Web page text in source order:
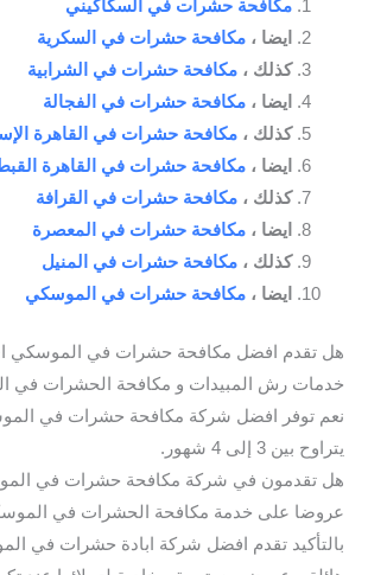
مكافحة حشرات في السكاكيني
ايضا ، مكافحة حشرات في السكرية
كذلك ، مكافحة حشرات في الشرابية
ايضا ، مكافحة حشرات في الفجالة
كذلك ، مكافحة حشرات في القاهرة
ايضا ، مكافحة حشرات في القاهرة
كذلك ، مكافحة حشرات في القرافة
ايضا ، مكافحة حشرات في المعصرة
كذلك ، مكافحة حشرات في المنيل
ايضا ، مكافحة حشرات في الموسكي
هل تقدم افضل مكافحة حشرات في الموسكي
خدمات رش المبيدات و مكافحة الحشرات في
نعم توفر افضل شركة مكافحة حشرات في
يتراوح بين 3 إلى 4 شهور.
هل تقدمون في شركة مكافحة حشرات في
عروضا على خدمة مكافحة الحشرات في
بالتأكيد تقدم افضل شركة ابادة حشرات في